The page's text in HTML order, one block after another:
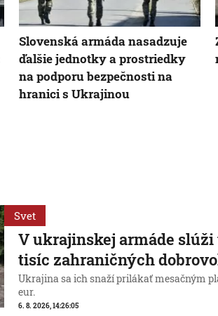
Slovenská armáda nasadzuje
ďalšie jednotky a prostriedky
na podporu bezpečnosti na
hranici s Ukrajinou
Svet
V ukrajinskej armáde slúži
tisíc zahraničných
Ukrajina sa ich snaží prilákať mesačným
eur.
6. 8. 2026, 14:26:05